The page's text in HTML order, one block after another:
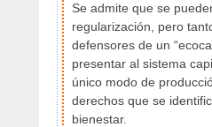
Se admite que se
regularización, pero
defensores de un
presentar al sistema
único modo de
derechos que se
bienestar.